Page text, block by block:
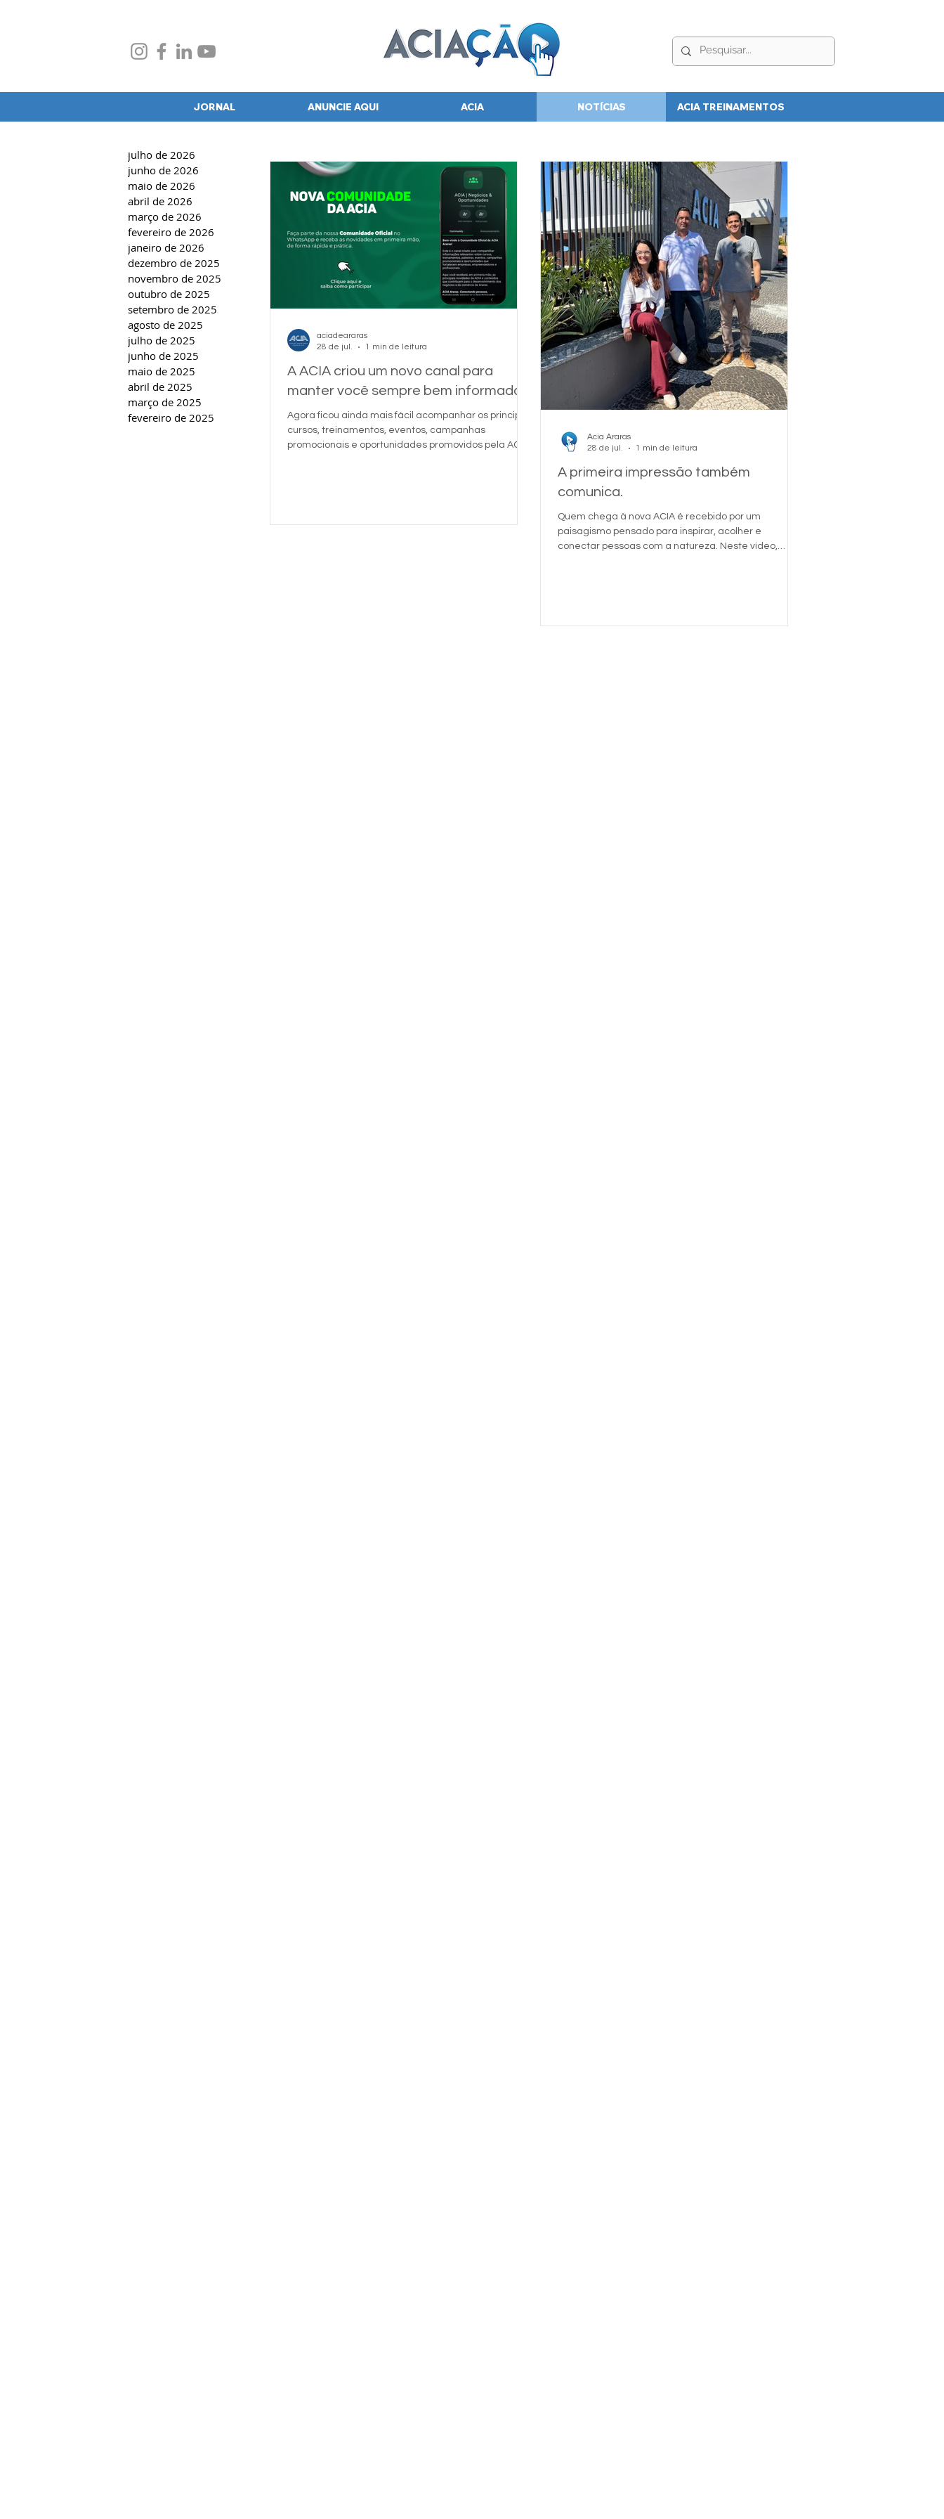
JORNAL ANUNCIE AQUI ACIA NOTÍCIAS ACIA TREINAMENTOS
A ACIA criou um novo canal para
manter você sempre bem informado!
Agora ficou ainda mais fácil acompanhar os principais
cursos, treinamentos, eventos, campanhas
promocionais e oportunidades promovidos pela ACIA.
aciadeararas
28 de jul.
1 min de leitura
A primeira impressão também
comunica.
Quem chega à nova ACIA é recebido por um
paisagismo pensado para inspirar, acolher e
conectar pessoas com a natureza. Neste vídeo,
Acia Araras
28 de jul.
1 min de leitura
julho de 2026
junho de 2026
maio de 2026
abril de 2026
março de 2026
fevereiro de 2026
janeiro de 2026
dezembro de 2025
novembro de 2025
outubro de 2025
setembro de 2025
agosto de 2025
julho de 2025
junho de 2025
maio de 2025
abril de 2025
março de 2025
fevereiro de 2025